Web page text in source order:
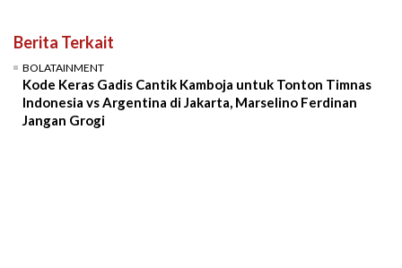
Berita Terkait
BOLATAINMENT
Kode Keras Gadis Cantik Kamboja untuk Tonton Timnas
Indonesia vs Argentina di Jakarta, Marselino Ferdinan
Jangan Grogi